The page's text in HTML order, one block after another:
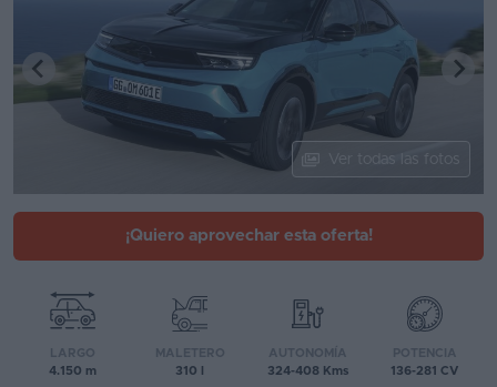
Stock
KM
Ofertas
Asistente
Ver todas las fotos
¡Quiero aprovechar esta oferta!
LARGO
4.150 m
MALETERO
310 l
AUTONOMÍA
324-408 Kms
POTENCIA
136-281 CV